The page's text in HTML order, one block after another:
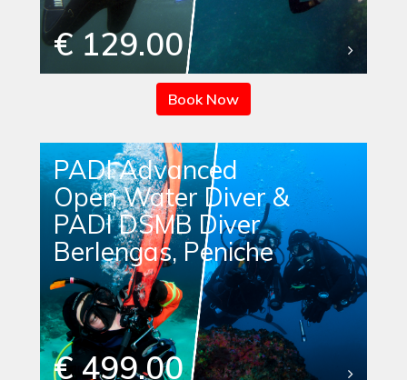
€ 129.00
Book Now
PADI Advanced
Open Water Diver &
PADI DSMB Diver
Berlengas, Peniche
€ 499.00